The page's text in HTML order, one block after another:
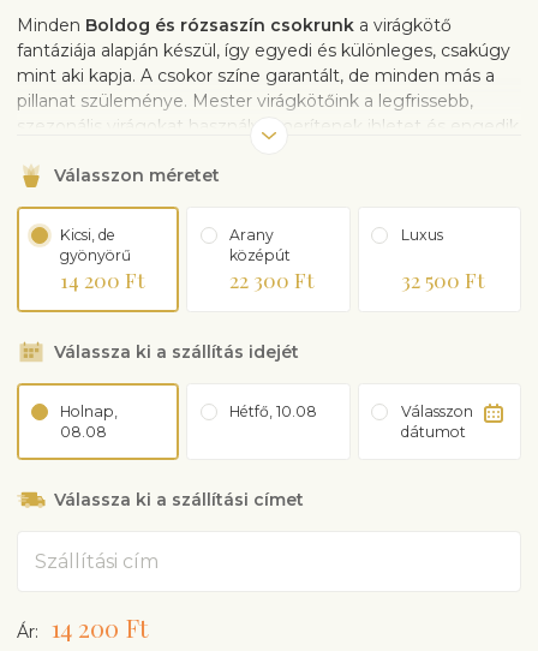
Minden Boldog és rózsaszín csokrunk a virágkötő
fantáziája alapján készül, így egyedi és különleges, csakúgy
mint aki kapja. A csokor színe garantált, de minden más a
pillanat szüleménye. Mester virágkötőink a legfrissebb,
szezonális virágokat használva merítenek ihletet és engedik
öröme, amikor kézhez kapja a gyönyörű csokrot!
Megjegyzés: A fénykép csak illusztráció
a csokor színvilágáról és méretéről.
Válasszon méretet
Kicsi, de
gyönyörű
14 200 Ft
Arany
középút
22 300 Ft
Luxus
32 500 Ft
Válassza ki a szállítás idejét
Holnap,
08.08
Hétfő, 10.08
Válasszon
dátumot
Válassza ki a szállítási címet
Ár: 14 200 Ft